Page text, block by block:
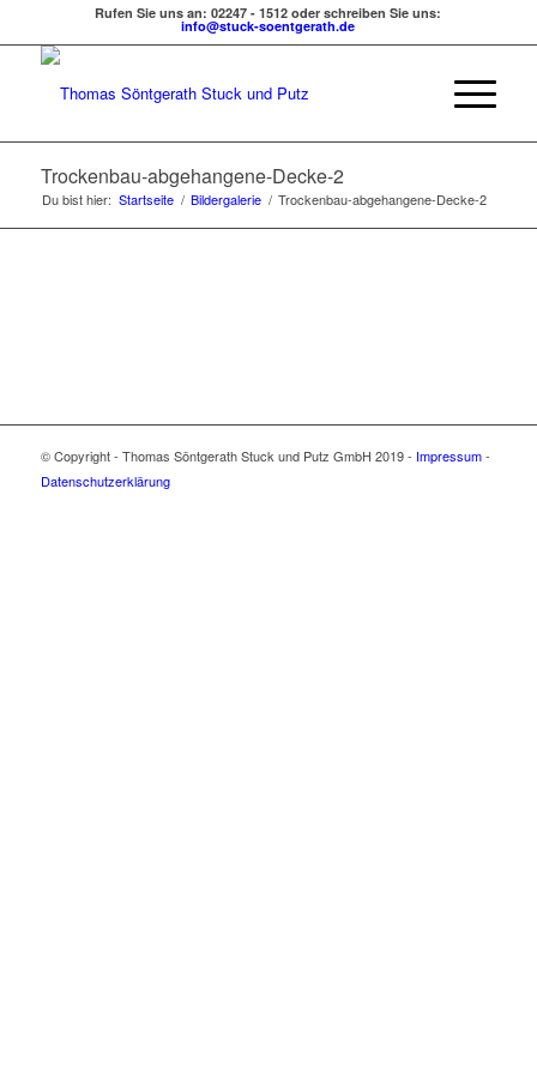
Rufen Sie uns an: 02247 - 1512 oder schreiben Sie uns:
info@stuck-soentgerath.de
Trockenbau-abgehangene-Decke-2
Du bist hier: Startseite / Bildergalerie / Trockenbau-abgehangene-Decke-2
© Copyright - Thomas Söntgerath Stuck und Putz GmbH 2019 - Impressum-
Datenschutzerklärung